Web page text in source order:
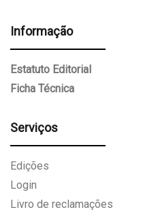
Informação
Estatuto Editorial
Ficha Técnica
Serviços
Edições
Login
Livro de reclamações